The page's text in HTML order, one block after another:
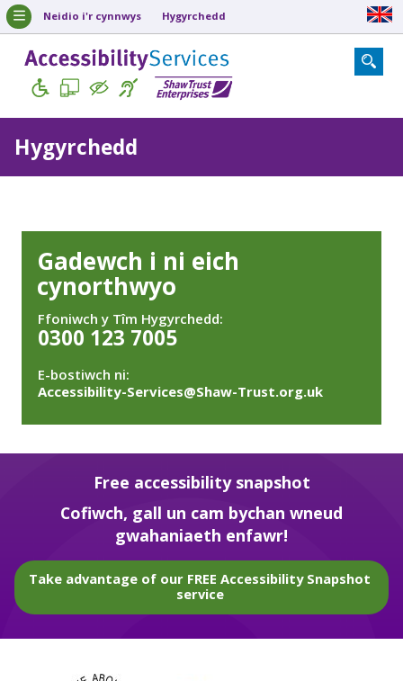
Neidio i'r cynnwys Hygyrchedd
Hygyrchedd
Gadewch i ni eich
cynorthwyo
Ffoniwch y Tîm Hygyrchedd:
0300 123 7005
E-bostiwch ni:
Accessibility-Services@Shaw-Trust.org.uk
Free accessibility snapshot
Cofiwch, gall un cam bychan wneud
gwahaniaeth enfawr!
Take advantage of our FREE Accessibility Snapshot
service